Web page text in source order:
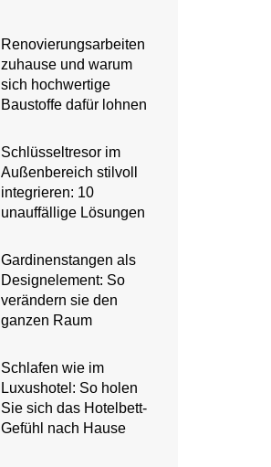
Renovierungsarbeiten
zuhause und warum
sich hochwertige
Baustoffe dafür lohnen
Schlüsseltresor im
Außenbereich stilvoll
integrieren: 10
unauffällige Lösungen
Gardinenstangen als
Designelement: So
verändern sie den
ganzen Raum
Schlafen wie im
Luxushotel: So holen
Sie sich das Hotelbett-
Gefühl nach Hause